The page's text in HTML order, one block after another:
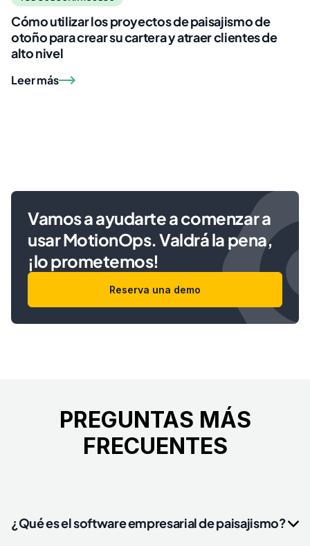
Cómo utilizar los proyectos de paisajismo de
otoño para crear su cartera y atraer clientes de
alto nivel
Leer más
Vamos a ayudarte a comenzar a
usar MotionOps. Valdrá la pena,
¡lo prometemos!
Reserva una demo
PREGUNTAS MÁS
FRECUENTES
¿Qué es el software empresarial de paisajismo?